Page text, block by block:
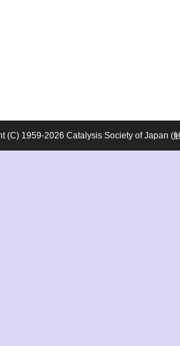
(C) 1959-2026 Catalysis Society of Japan (